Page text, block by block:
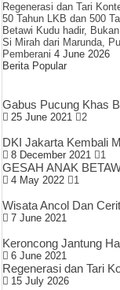
Regenerasi dan Tari
50 Tahun LKB dan 500
Betawi Kudu hadir,
Si Mirah dari Marunda,
Pemberani 4 June 2026
Berita Popular
Gabus Pucung Khas
25 June 2021 2
DKI Jakarta Kembali
8 December 2021 1
GESAH ANAK
4 May 2022 1
Wisata Ancol Dan
7 June 2021
Keroncong Jantung
6 June 2021
Regenerasi dan Tari
15 July 2026